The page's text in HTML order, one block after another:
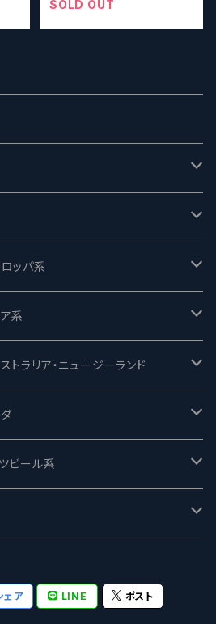
SOLD OUT
ブルーイング
ンドストーリー
グ Y.Market Brewing
イムズ
ンゴライアス
ストーン
ッパ系
Child
ードッグ
ング イン
リーク
系
オブダークネス
ラリア・ニュージーランド
ッジ
ッドリッジー
コンスピレーターズ
ズ
ク
ビール系
ェア LINE ポスト